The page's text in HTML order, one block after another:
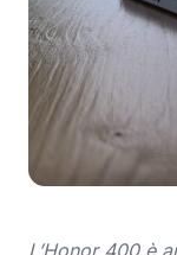
L’Honor 400 è